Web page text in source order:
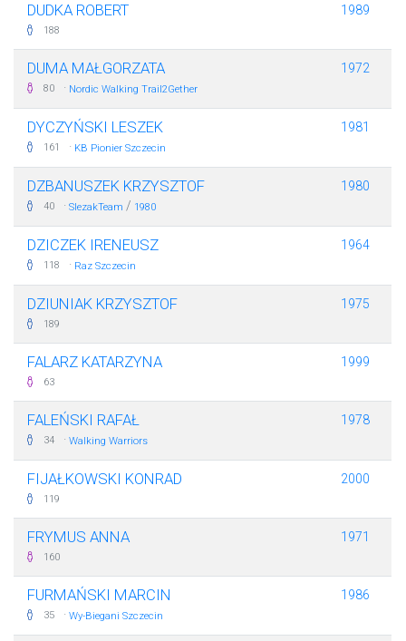
DUDKA ROBERT
188
1989
DUMA MAŁGORZATA
80 · Nordic Walking Trail2Gether
1972
DYCZYŃSKI LESZEK
161 · KB Pionier Szczecin
1981
DZBANUSZEK KRZYSZTOF
40 · SlezakTeam / 1980
1980
DZICZEK IRENEUSZ
118 · Raz Szczecin
1964
DZIUNIAK KRZYSZTOF
189
1975
FALARZ KATARZYNA
63
1999
FALEŃSKI RAFAŁ
34 · Walking Warriors
1978
FIJAŁKOWSKI KONRAD
119
2000
FRYMUS ANNA
160
1971
FURMAŃSKI MARCIN
35 · Wy-Biegani Szczecin
1986